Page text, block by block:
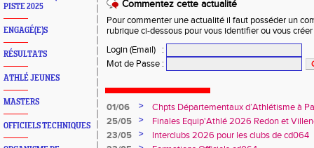
PISTE 2025
ENGAGÉ(E)S
RÉSULTATS
ATHLÉ JEUNES
MASTERS
OFFICIELS TECHNIQUES
Commentez cette actualité
Pour commenter une actualité il faut posséder un
rubrique ci-dessous pour vous identifier ou vous
Login (Email)
:
Mot de Passe :
01/06 >
Chpts Départementaux d’Athlétisme à
Toulouse
25/05 >
Finales Equip'Athlé 2026 Redon et
23/05
>
Interclubs 2026 pour les clubs de cd064